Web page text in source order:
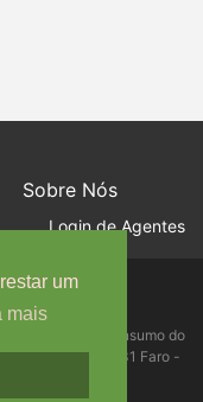
um
mais
Sobre Nós
Login de Agentes
Conflitos de Consumo do
Penha, 8005-131 Faro -